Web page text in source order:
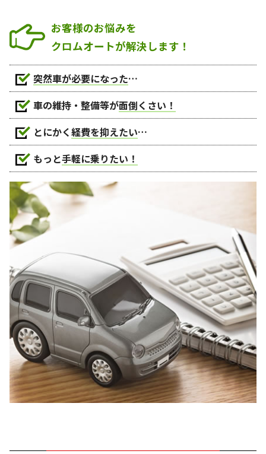
お客様のお悩みを
クロムオートが解決します！
突然車が必要になった…
車の維持・整備等が面倒くさい！
とにかく経費を抑えたい…
もっと手軽に乗りたい！